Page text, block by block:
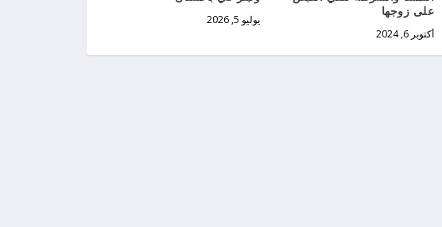
على زوجها
أكتوبر 6, 2024
يوليو 5, 2026